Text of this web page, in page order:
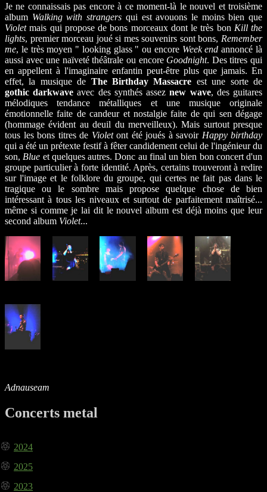
Je ne connaissais pas encore à ce moment-là le nouvel et troisième
album Walking with strangers qui est avouons le moins bien que
Violetmais qui propose de bons morceaux dont le très bon Kill the
lights, premier morceau joué si mes souvenirs sont bons, Remember
me, le très moyen " looking glass " ou encore Week end annoncé là
aussi avec une naïveté théâtrale ou encore Goodnight. Des titres qui
en appellent à l'imaginaire enfantin peut-être plus que jamais. En
effet, la musique de The Birthday Massacre est une sorte de
gothic darkwave avec des synthés asseznew wave, des guitares
mélodiques tendance métalliques et une musique originale
émotionnelle faite de candeur et nostalgie faite de qui sen dégage
(hommage évident au deuil du merveilleux). Mais surtout presque
tous les bons titres de Violetont été joués à savoir Happy birthday
qui a été un prétexte festif à fêter candidement celui de l'ingénieur du
son, Blue et quelques autres. Donc au final un bien bon concert d'un
groupe particulier à forte identité. Après, certains trouveront à redire
sur l'image et le folklore du groupe, qui certes ne fait pas dans le
tragique ou le sombre mais propose quelque chose de bien
intéressant à tous les niveaux et surtout de parfaitement maîtrisé...
même si comme je lai dit le nouvel album est déjà moins que leur
second album Violet...
Adnauseam
Concerts metal
2024
2025
2023